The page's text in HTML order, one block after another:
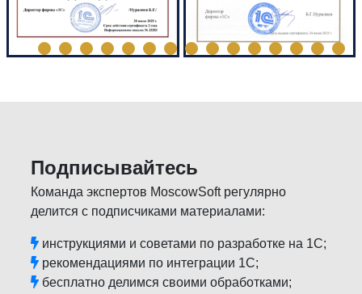
Подписывайтесь
Команда экспертов MoscowSoft регулярно
делится с подписчиками материалами:
инструкциями и советами по разработке на 1С;
рекомендациями по интеграции 1С;
бесплатно делимся своими обработками;